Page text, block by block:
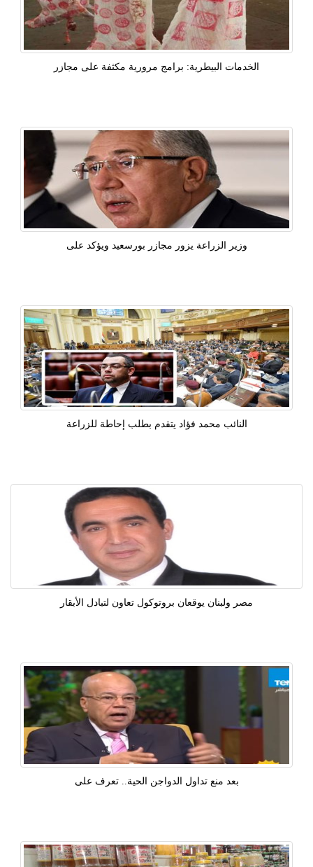
الخدمات البيطرية: برامج مرورية مكثفة على مجازر
وزير الزراعة يزور مجازر بورسعيد ويؤكد على
النائب محمد فؤاد يتقدم بطلب إحاطة للزراعة
مصر ولبنان يوقعان بروتوكول تعاون لتبادل الأبقار
بعد منع تداول الدواجن الحية.. تعرف على